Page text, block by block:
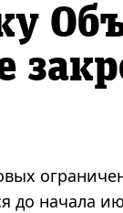
до начала